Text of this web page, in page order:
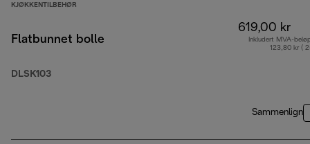
KJØKKENTILBEHØR
Flatbunnet bolle
DLSK103
619,00 kr
Inkludert MVA-
123,80 kr (
Sammenlign